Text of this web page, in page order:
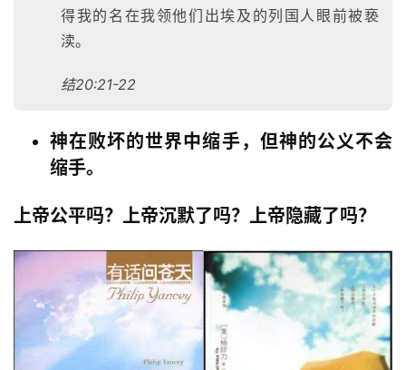
得我的名在我领他们出埃及的列国人眼前被亵
渎。
结20:21-22
神在败坏的世界中缩手，但神的公义不会
缩手。
上帝公平吗？上帝沉默了吗？上帝隐藏了吗？